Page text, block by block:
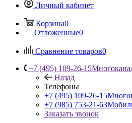
Личный кабинет
Корзина0
Отложенные0
Сравнение товаров0
+7 (495) 109-26-15
Назад
Телефоны
+7 (495) 109-26-15
+7 (985) 753-21-63
Заказать звонок